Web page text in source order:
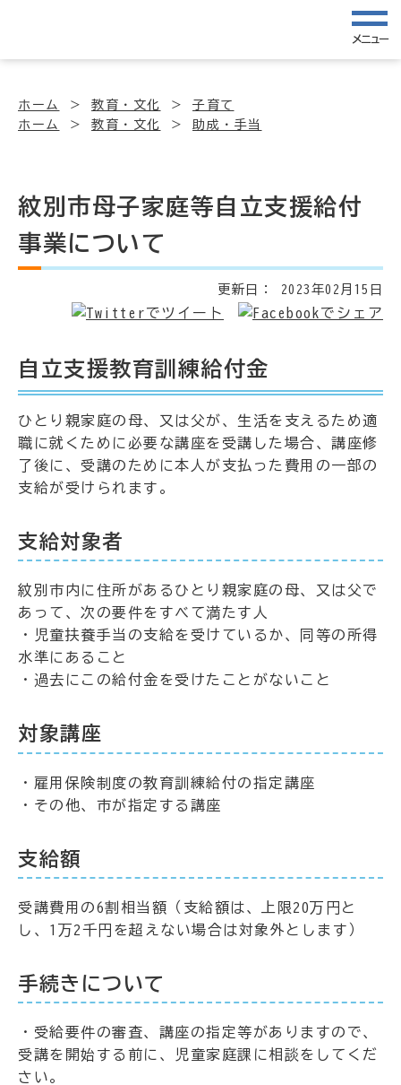
メニュー
ホーム 教育・文化
子育て
ホーム
教育・文化 助成・手当
紋別市母子家庭等自立支援給付
事業について
更新日： 2023年02月15日
自立支援教育訓練給付金
ひとり親家庭の母、又は父が、生活を支えるため適
職に就くために必要な講座を受講した場合、講座修
了後に、受講のために本人が支払った費用の一部の
支給が受けられます。
支給対象者
紋別市内に住所があるひとり親家庭の母、又は父で
あって、次の要件をすべて満たす人
・児童扶養手当の支給を受けているか、同等の所得
水準にあること
・過去にこの給付金を受けたことがないこと
対象講座
・雇用保険制度の教育訓練給付の指定講座
・その他、市が指定する講座
支給額
受講費用の6割相当額（支給額は、上限20万円と
し、1万2千円を超えない場合は対象外とします）
手続きについて
・受給要件の審査、講座の指定等がありますので、
受講を開始する前に、児童家庭課に相談をしてくだ
さい。